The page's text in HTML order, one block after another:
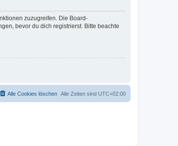
zuzugreifen. Die Board-
bevor du dich registrierst. Bitte beachte
Alle Zeiten sind UTC+02:00
Alle Cookies löschen